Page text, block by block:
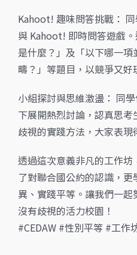
Kahoot! 趣味問答挑戰：
與 Kahoot! 即時問答遊戲
是什麼？」及「以下哪一項
疇？」等題目，以競爭又好
小組探討與思維激盪： 同
下展開熱烈討論，認真思
歧視的實踐方法，大家表現
透過這次意義非凡的工作
了對聯合國公約的認識，
異、實踐平等。讓我們一起
沒有歧視的活力校園！
#CEDAW #性別平等 #工作